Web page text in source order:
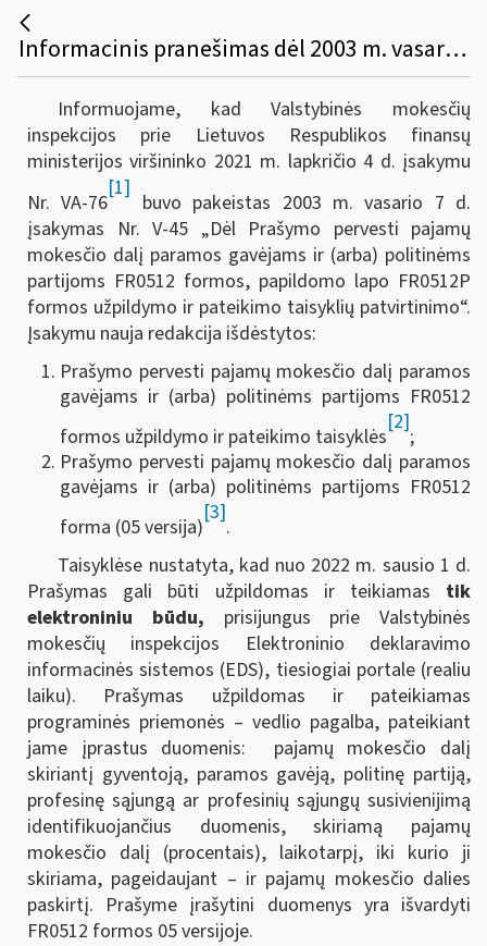
Informacinis pranešimas dėl 2003 m. vasario 7 d. įsakymo Nr. V-45 „Dėl prašymo pervesti pajamų mokesčio dalį paramos gavėjams ir (arba) politinėms partijoms FR0512 formos, papildomo lapo FR0512P formos užpildymo ir pateikimo taisyklių patvirtinimo“ pakeitimo
Informuojame, kad Valstybinės mokesčių
inspekcijos prie Lietuvos Respublikos finansų
ministerijos viršininko 2021 m. lapkričio 4 d. įsakymu
Nr. VA-76
[1]
buvo pakeistas 2003 m. vasario 7 d.
įsakymas Nr. V-45 „Dėl Prašymo pervesti pajamų
mokesčio dalį paramos gavėjams ir (arba) politinėms
partijoms FR0512 formos, papildomo lapo FR0512P
formos užpildymo ir pateikimo taisyklių patvirtinimo“.
Įsakymu nauja redakcija išdėstytos:
Prašymo pervesti pajamų mokesčio dalį paramos
gavėjams ir (arba) politinėms partijoms FR0512
formos užpildymo ir pateikimo taisyklės
[2]
;
Prašymo pervesti pajamų mokesčio dalį paramos
gavėjams ir (arba) politinėms partijoms FR0512
forma (05 versija)
[3]
.
Taisyklėse nustatyta, kad nuo 2022 m. sausio 1 d.
Prašymas gali būti užpildomas ir teikiamas tik
elektroniniu būdu, prisijungus prie
Valstybinės
mokesčių inspekcijos Elektroninio deklaravimo
informacinės sistemos (EDS), tiesiogiai portale (realiu
laiku). Prašymas užpildomas ir pateikiamas
programinės priemonės – vedlio pagalba, pateikiant
jame įprastus duomenis: pajamų mokesčio dalį
skiriantį gyventoją, paramos gavėją, politinę partiją,
profesinę sąjungą ar profesinių sąjungų susivienijimą
identifikuojančius duomenis, skiriamą pajamų
mokesčio dalį (procentais), laikotarpį, iki kurio ji
skiriama, pageidaujant – ir pajamų mokesčio dalies
paskirtį. Prašyme įrašytini duomenys yra išvardyti
FR0512 formos 05 versijoje.